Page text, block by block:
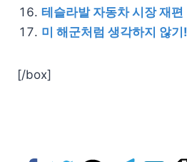
테슬라발 자동차 시장 재편
미 해군처럼 생각하지 않기!
[/box]